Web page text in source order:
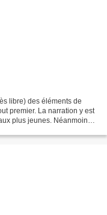
libre) des éléments de
premier. La narration y est
plus jeunes. Néanmoins,